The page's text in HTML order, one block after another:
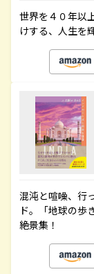
世界を４０年以
けする、人生を
混沌と喧噪、行
ド。「地球の歩
絶景集！